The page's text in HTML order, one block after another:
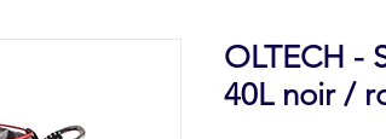
OLTECH -
40L noir /